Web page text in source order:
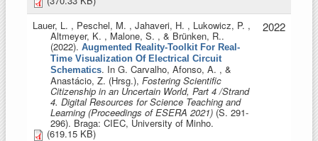
Lauer, L. , Peschel, M. , Jahaveri, H. , Lukowicz, P. ,
Altmeyer, K. , Malone, S. , & Brünken, R..
(2022). Augmented Reality-Toolkit For Real-
Time Visualization Of Electrical Circuit
Schematics. In G. Carvalho, Afonso, A. , &
Anastácio, Z. (Hrsg.), Fostering Scientific
Citizenship in an Uncertain World, Part 4 /Strand
4. Digital Resources for Science Teaching and
Learning (Proceedings of ESERA 2021) (S. 291-
296). Braga: CIEC, University of Minho.
(619.15 KB)
2022